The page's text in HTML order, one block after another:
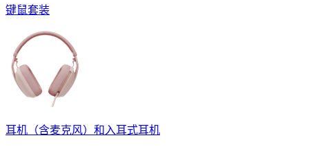
键鼠套装
耳机（含麦克风）和入耳式耳机